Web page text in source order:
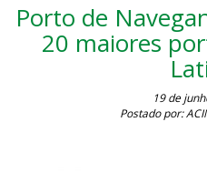
Porto de
20 maiores
19 de
Postado por: